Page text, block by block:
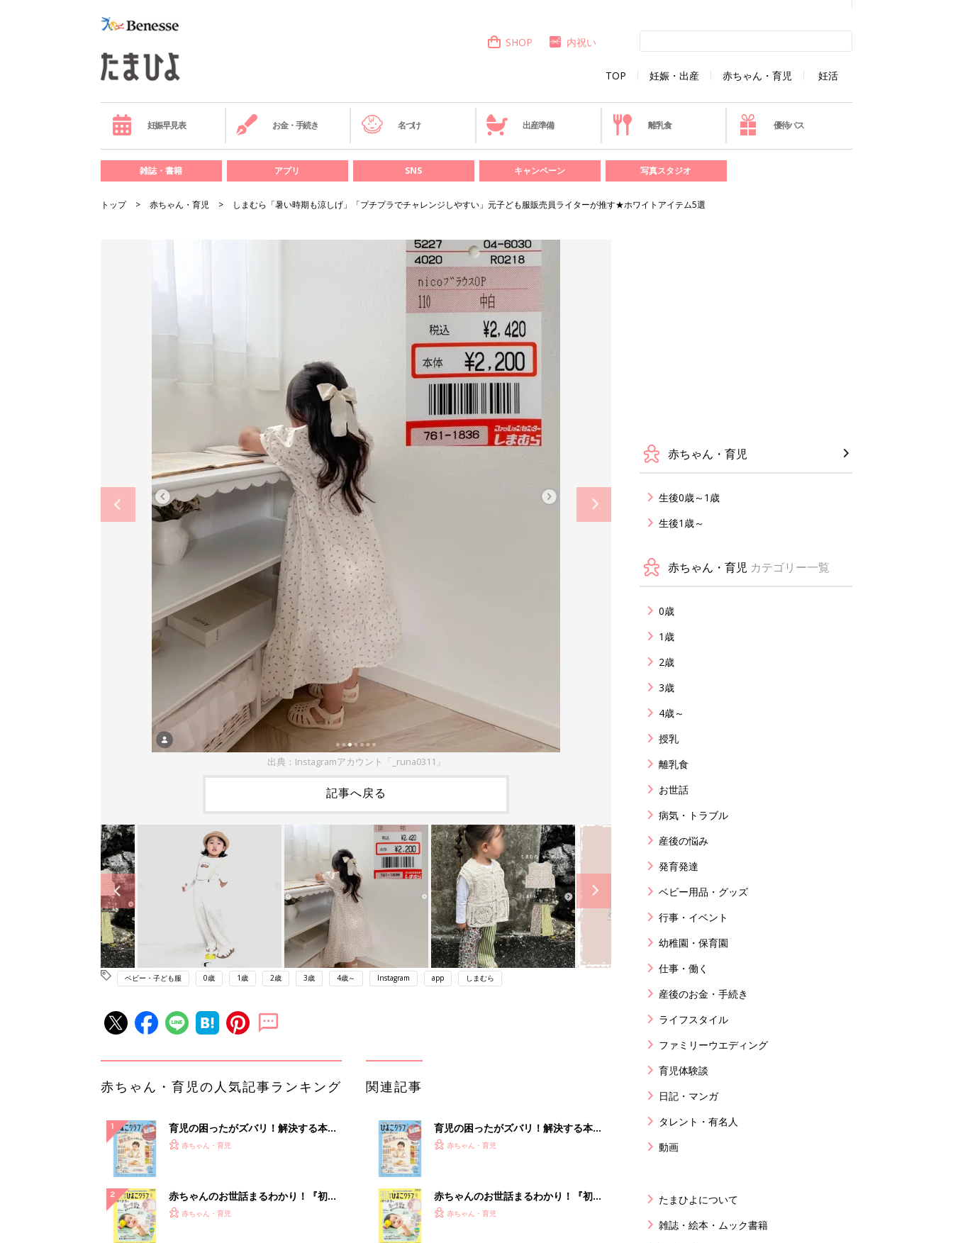
TOP 妊娠・出産 赤ちゃん・育児 妊活
SHOP 内祝い
妊娠早見表 お金・手続き 名づけ 出産準備 離乳食 優待パス
雑誌・書籍 アプリ SNS キャンペーン 写真スタジオ
トップ 赤ちゃん・育児 しまむら「暑い時期も涼しげ」「プチプラでチャレンジしやすい」元子ども服販売員ライターが推す★ホワイトアイテム5選
出典：Instagramアカウント「_runa0311」
記事へ戻る
ベビー・子ども服 0歳 1歳 2歳 3歳 4歳～ Instagram app しまむら
赤ちゃん・育児の人気記事ランキング
育児の困ったがズバリ！解決する本
『ひよこクラブ 秋号』 4カ月～2才
赤ちゃん・育児
赤ちゃんのお世話まるわかり！『初め
てのひよこクラブ 夏号』〈巻頭大特
赤ちゃん・育児
関連記事
育児の困ったがズバリ！解決する本
『ひよこクラブ 秋号』 4カ月～2才
赤ちゃん・育児
赤ちゃんのお世話まるわかり！『初め
てのひよこクラブ 夏号』〈巻頭大特
赤ちゃん・育児
赤ちゃん・育児
生後0歳～1歳
生後1歳～
赤ちゃん・育児 カテゴリー一覧
0歳
1歳
2歳
3歳
4歳～
授乳
離乳食
お世話
病気・トラブル
産後の悩み
発育発達
ベビー用品・グッズ
行事・イベント
幼稚園・保育園
仕事・働く
産後のお金・手続き
ライフスタイル
ファミリーウエディング
育児体験談
日記・マンガ
タレント・有名人
動画
たまひよについて
雑誌・絵本・ムック書籍